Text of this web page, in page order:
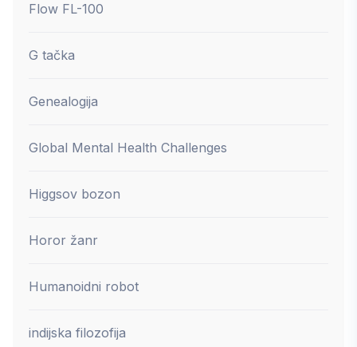
Flow FL-100
G tačka
Genealogija
Global Mental Health Challenges
Higgsov bozon
Horor žanr
Humanoidni robot
indijska filozofija